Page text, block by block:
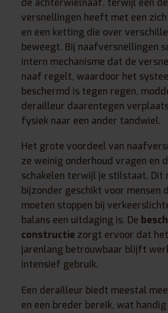
versnellingen heeft met een
en een ketting die over
beweegt. Bij naafversnellingen
intern mechanisme dat de
naaf regelt, waardoor het
beschermd is tegen regen,
derailleur daarentegen
fysiek naar een ander tandwiel.
Het grote voordeel van
ze weinig onderhoud vragen en
schakelen terwijl je stilstaat. Dit
bijzonder geschikt voor mensen
moeten stoppen bij
balans een uitdaging is. De
constructie zorgt ervoor dat
jarenlang betrouwbaar blijft
intensief gebruik.
Een derailleur biedt meestal
en een breder bereik, wat handig